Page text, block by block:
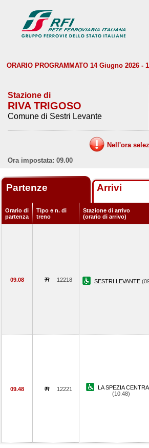
ORARIO PROGRAMMATO 14 Giugno 2026 -
Stazione di
RIVA TRIGOSO
Comune di Sestri Levante
Nell'ora
Ora impostata: 09.00
Partenze Arrivi
Orario di
partenza
Tipo e n. di
treno
Stazione di arrivo
(orario di arrivo)
09.08 12218 SESTRI LEVANTE
09.48 12221
LA SPEZIA
(10.48)